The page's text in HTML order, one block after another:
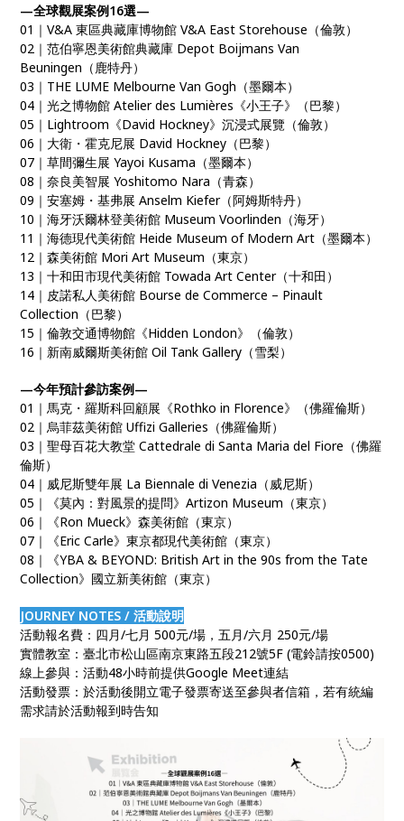
—全球觀展案例16選—
01｜V&A 東區典藏庫博物館 V&A East Storehouse（倫敦）
02｜范伯寧恩美術館典藏庫 Depot Boijmans Van
Beuningen（鹿特丹）
03｜THE LUME Melbourne Van Gogh（墨爾本）
04｜光之博物館 Atelier des Lumières《小王子》（巴黎）
05｜Lightroom《David Hockney》沉浸式展覽（倫敦）
06｜大衛・霍克尼展 David Hockney（巴黎）
07｜草間彌生展 Yayoi Kusama（墨爾本）
08｜奈良美智展 Yoshitomo Nara（青森）
09｜安塞姆・基弗展 Anselm Kiefer（阿姆斯特丹）
10｜海牙沃爾林登美術館 Museum Voorlinden（海牙）
11｜海德現代美術館 Heide Museum of Modern Art（墨爾本）
12｜森美術館 Mori Art Museum（東京）
13｜十和田市現代美術館 Towada Art Center（十和田）
14｜皮諾私人美術館 Bourse de Commerce – Pinault
Collection（巴黎）
15｜倫敦交通博物館《Hidden London》（倫敦）
16｜新南威爾斯美術館 Oil Tank Gallery（雪梨）
—今年預計參訪案例—
01｜馬克・羅斯科回顧展《Rothko in Florence》（佛羅倫斯）
02｜烏菲茲美術館 Uffizi Galleries（佛羅倫斯）
03｜聖母百花大教堂 Cattedrale di Santa Maria del Fiore（佛羅
倫斯）
04｜威尼斯雙年展 La Biennale di Venezia（威尼斯）
05｜《莫內：對風景的提問》Artizon Museum（東京）
06｜《Ron Mueck》森美術館（東京）
07｜《Eric Carle》東京都現代美術館（東京）
08｜《YBA & BEYOND: British Art in the 90s from the Tate
Collection》國立新美術館（東京）
JOURNEY NOTES / 活動說明
活動報名費：四月/七月 500元/場，五月/六月 250元/場
實體教室：臺北市松山區南京東路五段212號5F (電鈴請按0500)
線上參與：活動48小時前提供Google Meet連結
活動發票：於活動後開立電子發票寄送至參與者信箱，若有統編
需求請於活動報到時告知